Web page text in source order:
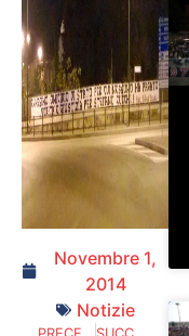
Novembre 1,
2014
Notizie
PRECEDENTE SUCCESSIVO